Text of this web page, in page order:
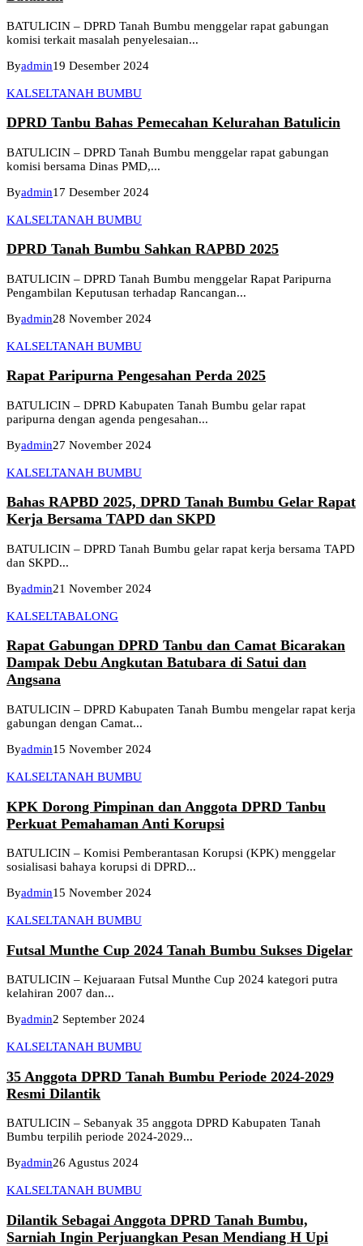
BATULICIN – DPRD Tanah Bumbu menggelar rapat gabungan
komisi terkait masalah penyelesaian...
Byadmin19 Desember 2024
KALSELTANAH BUMBU
DPRD Tanbu Bahas Pemecahan Kelurahan Batulicin
BATULICIN – DPRD Tanah Bumbu menggelar rapat gabungan
komisi bersama Dinas PMD,...
Byadmin17 Desember 2024
KALSELTANAH BUMBU
DPRD Tanah Bumbu Sahkan RAPBD 2025
BATULICIN – DPRD Tanah Bumbu menggelar Rapat Paripurna
Pengambilan Keputusan terhadap Rancangan...
Byadmin28 November 2024
KALSELTANAH BUMBU
Rapat Paripurna Pengesahan Perda 2025
BATULICIN – DPRD Kabupaten Tanah Bumbu gelar rapat
paripurna dengan agenda pengesahan...
Byadmin27 November 2024
KALSELTANAH BUMBU
Bahas RAPBD 2025, DPRD Tanah Bumbu Gelar Rapat
Kerja Bersama TAPD dan SKPD
BATULICIN – DPRD Tanah Bumbu gelar rapat kerja bersama TAPD
dan SKPD...
Byadmin21 November 2024
KALSELTABALONG
Rapat Gabungan DPRD Tanbu dan Camat Bicarakan
Dampak Debu Angkutan Batubara di Satui dan
Angsana
BATULICIN – DPRD Kabupaten Tanah Bumbu mengelar rapat kerja
gabungan dengan Camat...
Byadmin15 November 2024
KALSELTANAH BUMBU
KPK Dorong Pimpinan dan Anggota DPRD Tanbu
Perkuat Pemahaman Anti Korupsi
BATULICIN – Komisi Pemberantasan Korupsi (KPK) menggelar
sosialisasi bahaya korupsi di DPRD...
Byadmin15 November 2024
KALSELTANAH BUMBU
Futsal Munthe Cup 2024 Tanah Bumbu Sukses Digelar
BATULICIN – Kejuaraan Futsal Munthe Cup 2024 kategori putra
kelahiran 2007 dan...
Byadmin2 September 2024
KALSELTANAH BUMBU
35 Anggota DPRD Tanah Bumbu Periode 2024-2029
Resmi Dilantik
BATULICIN – Sebanyak 35 anggota DPRD Kabupaten Tanah
Bumbu terpilih periode 2024-2029...
Byadmin26 Agustus 2024
KALSELTANAH BUMBU
Dilantik Sebagai Anggota DPRD Tanah Bumbu,
Sarniah Ingin Perjuangkan Pesan Mendiang H Upi